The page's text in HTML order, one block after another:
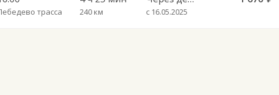
трасса 240 км с 16.05.2025